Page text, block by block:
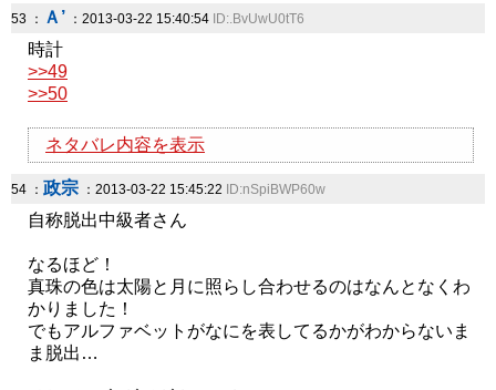
53 ： Ａ’ ：2013-03-22 15:40:54 ID:.BvUwU0tT6
時計
>>49
>>50
ネタバレ内容を表示
54 ： 政宗 ：2013-03-22 15:45:22 ID:nSpiBWP60w
自称脱出中級者さん
なるほど！
真珠の色は太陽と月に照らし合わせるのはなんとなくわ
かりました！
でもアルファベットがなにを表してるかがわからないま
ま脱出…